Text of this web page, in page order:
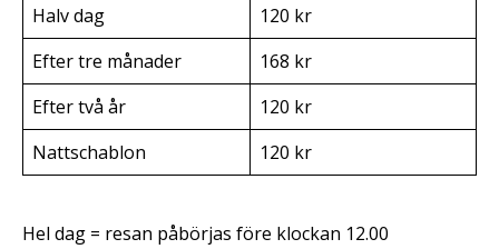
Halv dag
120 kr
Efter tre månader
168 kr
Efter två år
120 kr
Nattschablon
120 kr
Hel dag = resan påbörjas före klockan 12.00